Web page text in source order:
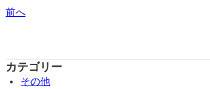
前へ
カテゴリー
その他